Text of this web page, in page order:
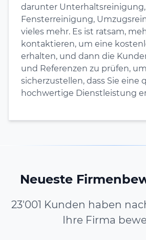
darunter Unterhaltsreinigung,
Fensterreinigung,
vieles mehr. Es ist ratsam,
kontaktieren, um eine
erhalten, und dann die
und Referenzen zu prüfen, um
sicherzustellen, dass Sie eine
hochwertige Dienstleistung
Neueste
23'001 Kunden haben
Ihre Firma